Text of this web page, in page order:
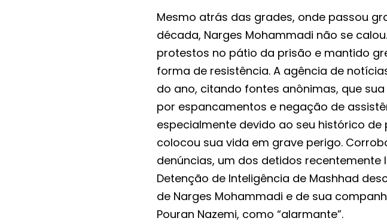
Mesmo atrás das grades, onde passou
década, Narges Mohammadi não se
protestos no pátio da prisão e mantido
forma de resistência. A agência de
do ano, citando fontes anônimas, que
por espancamentos e negação de
especialmente devido ao seu histórico
colocou sua vida em grave perigo.
denúncias, um dos detidos
Detenção de Inteligência de Mashhad
de Narges Mohammadi e de sua
Pouran Nazemi, como “alarmante”.